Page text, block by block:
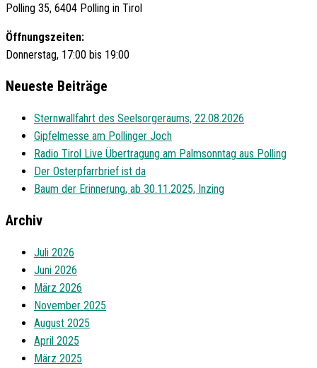
Polling 35, 6404 Polling in Tirol
Öffnungszeiten:
Donnerstag, 17:00 bis 19:00
Neueste Beiträge
Sternwallfahrt des Seelsorgeraums, 22.08.2026
Gipfelmesse am Pollinger Joch
Radio Tirol Live Übertragung am Palmsonntag aus Polling
Der Osterpfarrbrief ist da
Baum der Erinnerung, ab 30.11.2025, Inzing
Archiv
Juli 2026
Juni 2026
März 2026
November 2025
August 2025
April 2025
März 2025